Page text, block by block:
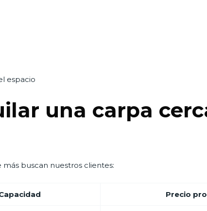
espacio
una carpa
más buscan nuestros clientes:
Precio